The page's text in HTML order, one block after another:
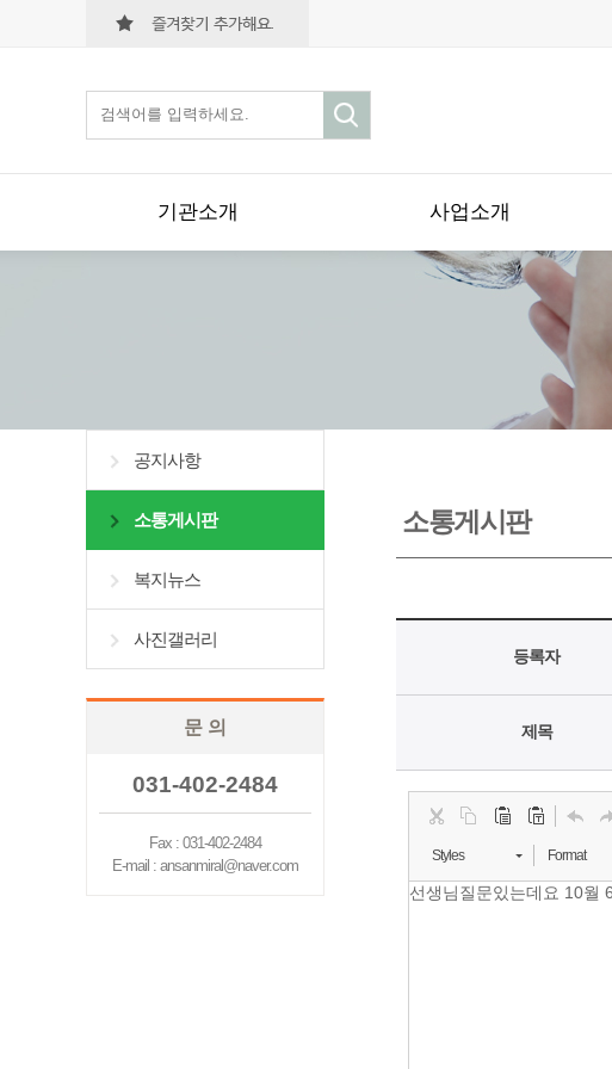
기관소개 사업소개
공지사항
소통게시판
복지뉴스
사진갤러리
문 의
031-402-2484
Fax : 031-402-2484
E-mail : ansanmiral@naver.com
소통게시판
등록자
제목
Styles Format